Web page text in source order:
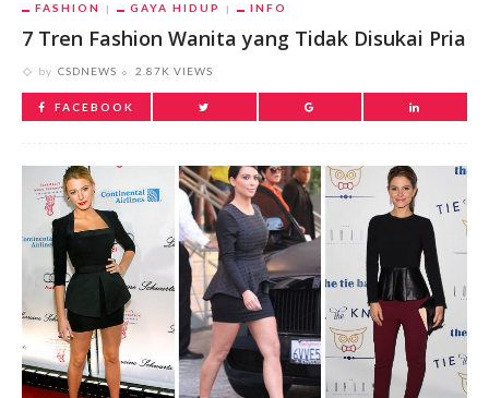
FASHION GAYA HIDUP INFO
7 Tren Fashion Wanita yang Tidak Disukai Pria
by CSDNEWS 2.87K VIEWS
FACEBOOK